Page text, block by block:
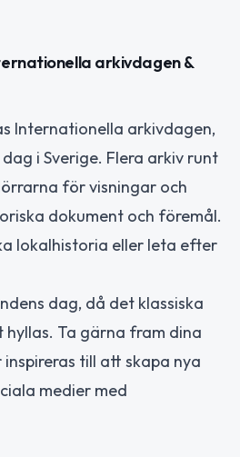
arkivdagen &
Internationella arkivdagen,
i Sverige. Flera arkiv runt
för visningar och
dokument och föremål.
lokalhistoria eller leta efter
dag, då det klassiska
hyllas. Ta gärna fram dina
till att skapa nya
medier med